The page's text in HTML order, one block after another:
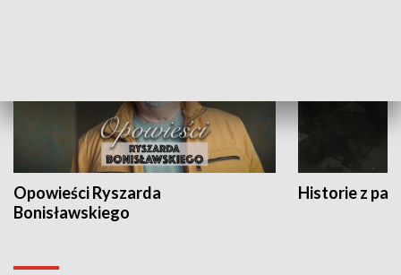
Opowieści Ryszarda
Bonisławskiego
Historie z